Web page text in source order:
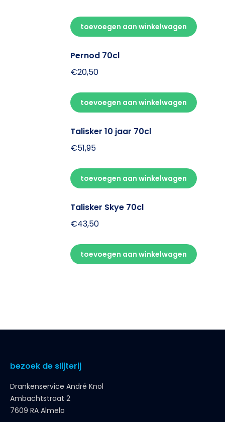
toevoegen aan winkelwagen
Pernod 70cl
€20,50
toevoegen aan winkelwagen
Talisker 10 jaar 70cl
€51,95
toevoegen aan winkelwagen
Talisker Skye 70cl
€43,50
toevoegen aan winkelwagen
bezoek de slijterij
Drankenservice André Knol
Ambachtstraat 2
7609 RA Almelo